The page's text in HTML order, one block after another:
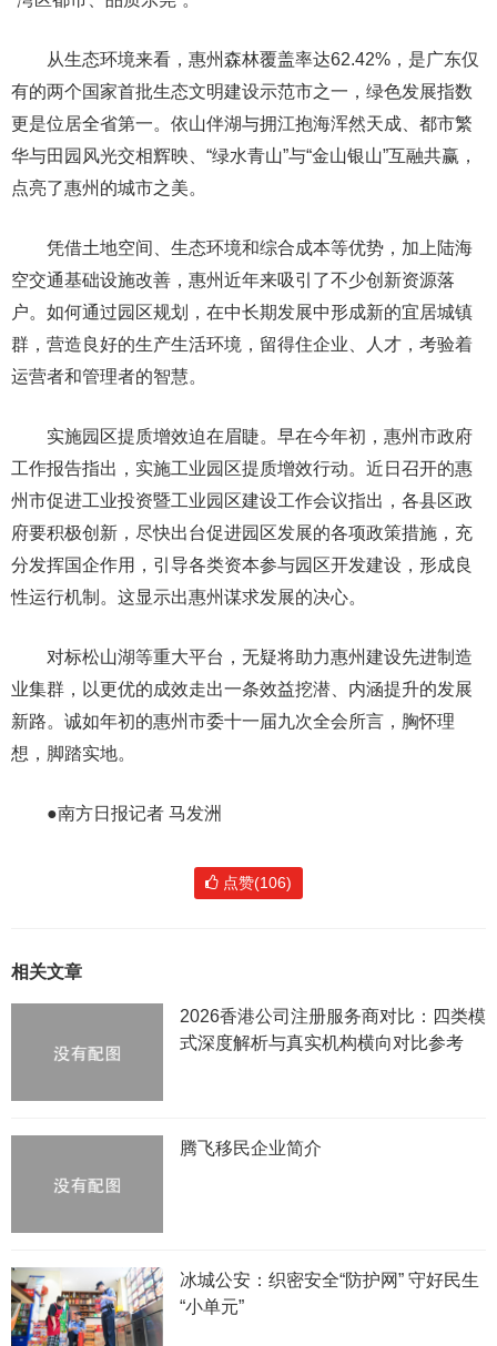
从生态环境来看，惠州森林覆盖率达62.42%，是广东仅
有的两个国家首批生态文明建设示范市之一，绿色发展指数
更是位居全省第一。依山伴湖与拥江抱海浑然天成、都市繁
华与田园风光交相辉映、“绿水青山”与“金山银山”互融共赢，
点亮了惠州的城市之美。
凭借土地空间、生态环境和综合成本等优势，加上陆海
空交通基础设施改善，惠州近年来吸引了不少创新资源落
户。如何通过园区规划，在中长期发展中形成新的宜居城镇
群，营造良好的生产生活环境，留得住企业、人才，考验着
运营者和管理者的智慧。
实施园区提质增效迫在眉睫。早在今年初，惠州市政府
工作报告指出，实施工业园区提质增效行动。近日召开的惠
州市促进工业投资暨工业园区建设工作会议指出，各县区政
府要积极创新，尽快出台促进园区发展的各项政策措施，充
分发挥国企作用，引导各类资本参与园区开发建设，形成良
性运行机制。这显示出惠州谋求发展的决心。
对标松山湖等重大平台，无疑将助力惠州建设先进制造
业集群，以更优的成效走出一条效益挖潜、内涵提升的发展
新路。诚如年初的惠州市委十一届九次全会所言，胸怀理
想，脚踏实地。
●南方日报记者 马发洲
点赞(106)
相关文章
2026香港公司注册服务商对比：四类模
式深度解析与真实机构横向对比参考
腾飞移民企业简介
冰城公安：织密安全“防护网” 守好民生
“小单元”